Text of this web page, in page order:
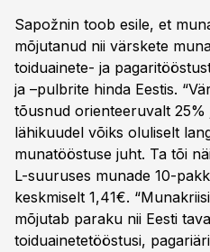
Sapožnin toob esile, et
mõjutanud nii värskete
toiduainete- ja
ja –pulbrite hinda Eestis.
tõusnud orienteeruvalt 25%
lähikuudel võiks oluliselt
munatööstuse juht. Ta tõi
L-suuruses munade 10-
keskmiselt 1,41€.
mõjutab paraku nii Eesti
toiduainetetööstusi,